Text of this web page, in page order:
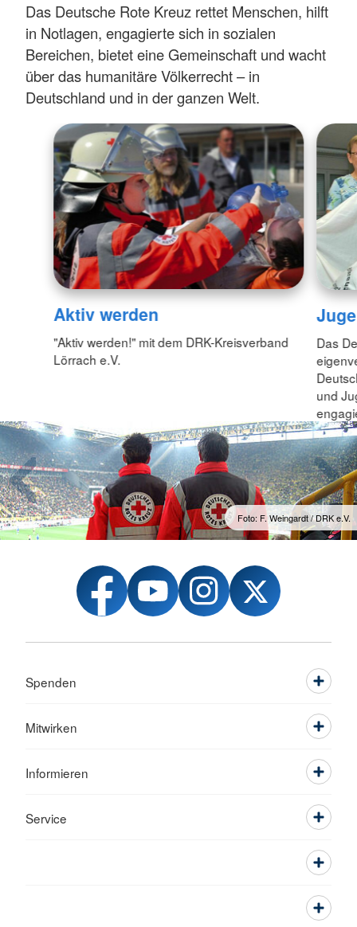
Das Deutsche Rote Kreuz rettet Menschen, hilft
in Notlagen, engagierte sich in sozialen
Bereichen, bietet eine Gemeinschaft und wacht
über das humanitäre Völkerrecht – in
Deutschland und in der ganzen Welt.
Aktiv werden
"Aktiv werden!" mit dem DRK-Kreisverband
Lörrach e.V.
Das
und
Foto: F. Weingardt / DRK e.V.
Spenden
Mitwirken
Informieren
Service